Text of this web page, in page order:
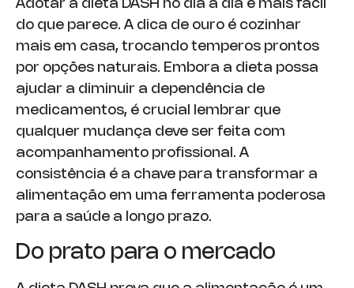
Adotar a dieta DASH no dia a dia é mais fácil
do que parece. A dica de ouro é cozinhar
mais em casa, trocando temperos prontos
por opções naturais. Embora a dieta possa
ajudar a diminuir a dependência de
medicamentos, é crucial lembrar que
qualquer mudança deve ser feita com
acompanhamento profissional. A
consistência é a chave para transformar a
alimentação em uma ferramenta poderosa
para a saúde a longo prazo.
Do prato para o mercado